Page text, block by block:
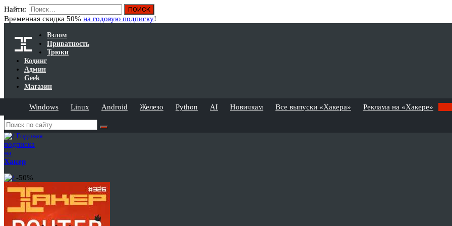
Найти:
Временная скидка 50% на годовую подписку!
Взлом
Приватность
Трюки
Кодинг
Админ
Geek
Магазин
Windows Linux Android Железо Python AI Новичкам Все выпуски «Хакера» Реклама на «Хакере»
Годовая
подписка
на
Хакер
-50%